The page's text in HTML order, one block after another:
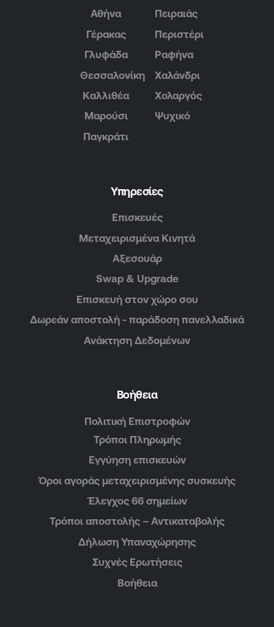
Αθήνα
Γέρακας
Γλυφάδα
Θεσσαλονίκη
Καλλιθέα
Μαρούσι
Παγκράτι
Πειραιάς
Περιστέρι
Ραφήνα
Χαλάνδρι
Χολαργός
Ψυχικό
Υπηρεσίες
Επισκευές
Μεταχειρισμένα Κινητά
Αξεσουάρ
Swap & Upgrade
Επισκευή στον χώρο σου
Δωρεάν αποστολή - παράδοση πανελλαδικά
Ανάκτηση Δεδομένων
Βοήθεια
Πολιτική Επιστροφών
Τρόποι Πληρωμής
Εγγύηση επισκευών
Όροι αγοράς μεταχειρισμένης συσκευής
Έλεγχος 66 σημείων
Τρόποι αποστολής – Αντικαταβολής
Δήλωση Υπαναχώρησης
Συχνές Ερωτήσεις
Βοήθεια